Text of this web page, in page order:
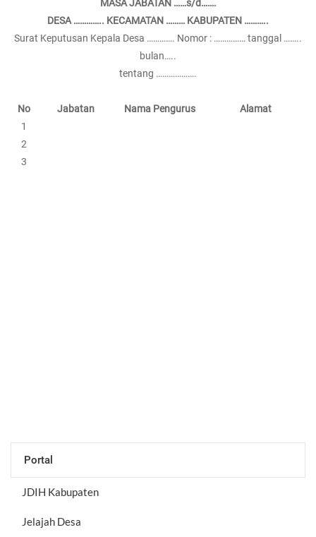
MASA JABATAN ……s/d…….
DESA ………….. KECAMATAN ……… KABUPATEN ………..
Surat Keputusan Kepala Desa …………. Nomor : …………… tanggal ……..
bulan…..
tentang ……………….
No Jabatan Nama Pengurus
Alamat
1
2
3
Portal
JDIH Kabupaten
Jelajah Desa